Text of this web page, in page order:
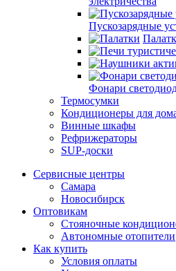
Пускозарядные
Фонари
Термосумки
Кондиционеры для
Винные шкафы
Рефрижераторы
SUP-доски
Сервисные центры
Самара
Новосибирск
Оптовикам
Стояночные
Автономные отопители
Как купить
Условия оплаты